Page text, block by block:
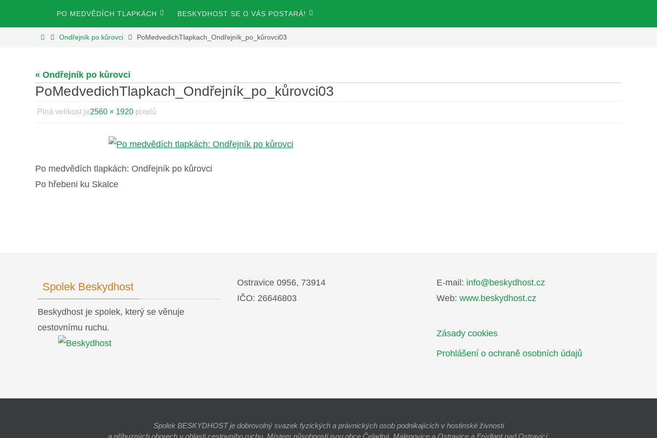
obsah
PO MEDVĚDÍCH TLAPKÁCH BESKYDHOST SE O VÁS POSTARÁ!
HomeOndřejník po kůrovci PoMedvedichTlapkach_Ondřejník_po_kůrovci03
« Ondřejník po kůrovci
PoMedvedichTlapkach_Ondřejník_po_kůrovci03
Plná velikost je2560 × 1920 pixelů
Po medvědích tlapkách: Ondřejník po kůrovci
Po hřebeni ku Skalce
Spolek Beskydhost
Beskydhost je spolek, který se věnuje
cestovnímu ruchu.
Ostravice 0956, 73914
IČO: 26646803
E-mail: info@beskydhost.cz
Web: www.beskydhost.cz
Zásady cookies
Prohlášení o ochraně osobních údajů
Spolek BESKYDHOST je dobrovolný svazek fyzických a právnických osob podnikajících v hostinské živnosti
a příbuzných oborech v oblasti cestovního ruchu. Místem působnosti jsou obce Čeladná, Malenovice a Ostravice a Frýdlant nad Ostravicí.